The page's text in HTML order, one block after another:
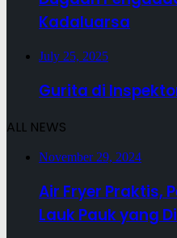
Kadaluarsa
July 25, 2025
Gurita di
ALL NEWS
November 29, 2024
Air Fryer Praktis,
Lauk Pauk yang